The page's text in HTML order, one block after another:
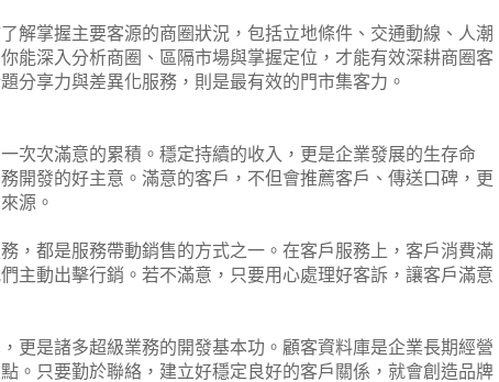
解掌握主要客源的商圈狀況，包括立地條件、交通動線、人潮
能深入分析商圈、區隔市場與掌握定位，才能有效深耕商圈客
分享力與差異化服務，則是最有效的門市集客力。
次次滿意的累積。穩定持續的收入，更是企業發展的生存命
開發的好主意。滿意的客戶，不但會推薦客戶、傳送口碑，更
源。
，都是服務帶動銷售的方式之一。在客戶服務上，客戶消費滿
主動出擊行銷。若不滿意，只要用心處理好客訴，讓客戶滿意
更是諸多超級業務的開發基本功。顧客資料庫是企業長期經營
。只要勤於聯絡，建立好穩定良好的客戶關係，就會創造品牌